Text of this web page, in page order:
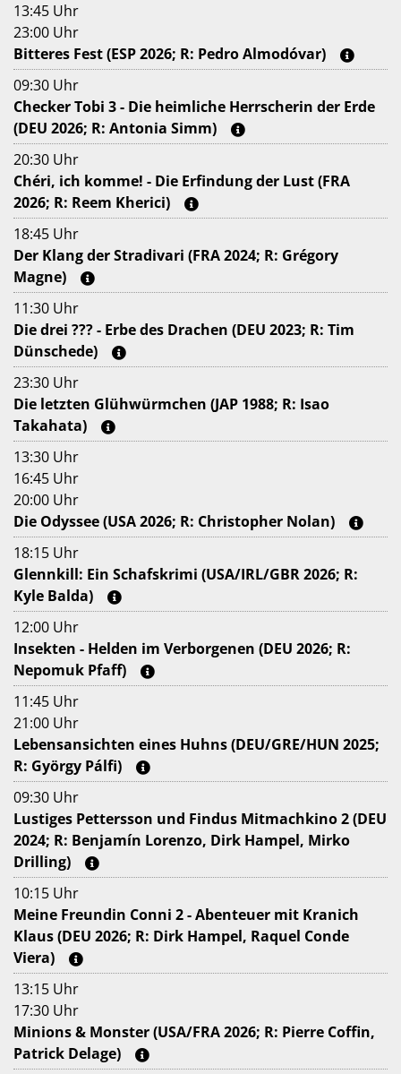
13:45 Uhr
23:00 Uhr
Bitteres Fest (ESP 2026; R: Pedro Almodóvar)
09:30 Uhr
Checker Tobi 3 - Die heimliche Herrscherin der Erde
(DEU 2026; R: Antonia Simm)
20:30 Uhr
Chéri, ich komme! - Die Erfindung der Lust (FRA
2026; R: Reem Kherici)
18:45 Uhr
Der Klang der Stradivari (FRA 2024; R: Grégory
Magne)
11:30 Uhr
Die drei ??? - Erbe des Drachen (DEU 2023; R: Tim
Dünschede)
23:30 Uhr
Die letzten Glühwürmchen (JAP 1988; R: Isao
Takahata)
13:30 Uhr
16:45 Uhr
20:00 Uhr
Die Odyssee (USA 2026; R: Christopher Nolan)
18:15 Uhr
Glennkill: Ein Schafskrimi (USA/IRL/GBR 2026; R:
Kyle Balda)
12:00 Uhr
Insekten - Helden im Verborgenen (DEU 2026; R:
Nepomuk Pfaff)
11:45 Uhr
21:00 Uhr
Lebensansichten eines Huhns (DEU/GRE/HUN 2025;
R: György Pálfi)
09:30 Uhr
Lustiges Pettersson und Findus Mitmachkino 2 (DEU
2024; R: Benjamín Lorenzo, Dirk Hampel, Mirko
Drilling)
10:15 Uhr
Meine Freundin Conni 2 - Abenteuer mit Kranich
Klaus (DEU 2026; R: Dirk Hampel, Raquel Conde
Viera)
13:15 Uhr
17:30 Uhr
Minions & Monster (USA/FRA 2026; R: Pierre Coffin,
Patrick Delage)